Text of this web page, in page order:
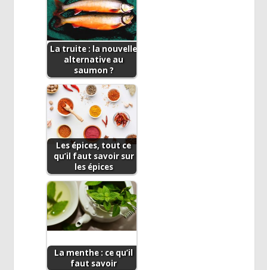
La truite : la nouvelle
alternative au
saumon ?
Les épices, tout ce
qu’il faut savoir sur
les épices
La menthe : ce qu’il
faut savoir